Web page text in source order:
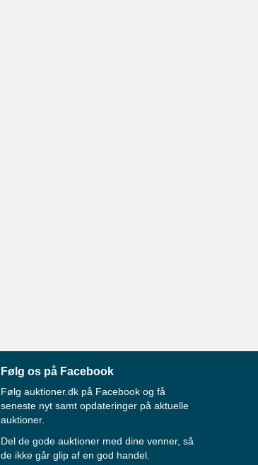
Følg os på Facebook
Følg auktioner.dk på Facebook og få
seneste nyt samt opdateringer på aktuelle
auktioner.
Del de gode auktioner med dine venner, så
de ikke går glip af en god handel.